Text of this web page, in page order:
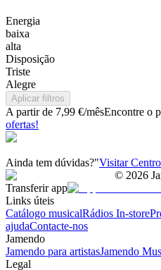
Energia
baixa
alta
Disposição
Triste
Alegre
Aplicar filtros
A partir de 7,99 €/mêsEncontre o
ofertas!
Ainda tem dúvidas?"Visitar
© 2026
Transferir app
Links úteis
Catálogo musicalRádios In-store
ajudaContacte-nos
Jamendo
Jamendo para artistasJamendo
Legal